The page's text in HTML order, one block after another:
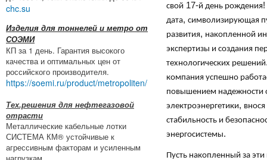
chc.su
Изделия для тоннелей и метро от
СОЭМИ
КП за 1 день. Гарантия высокого
качества и оптимальных цен от
российского производителя.
https://soemi.ru/product/metropoliten/
Тех.решения для нефтегазовой
отрасти
Металлические кабельные лотки
СИСТЕМА КМ® устойчивые к
агрессивным факторам и усиленным
свой 17-й день рождения!
дата, символизирующая
развития, накопленной
экспертизы и создания
технологических решений
компания успешно
повышением надежности
электроэнергетики,
стабильность и
энергосистемы.
Пусть накопленный за